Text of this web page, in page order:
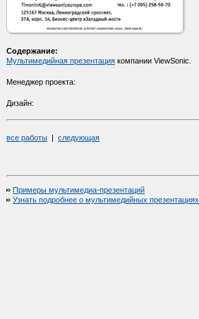
Содержание:
Мультимедийная презентация компании ViewSonic.
Менеджер проекта:
Дизайн:
все работы | следующая
Примеры мультимедиа-презентаций
Узнать подробнее о мультимедийных презентациях